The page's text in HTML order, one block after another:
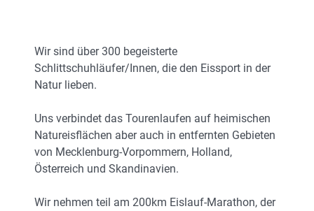
Wir sind über 300 begeisterte
Schlittschuhläufer/Innen, die den Eissport in der
Natur lieben.
Uns verbindet das Tourenlaufen auf heimischen
Natureisflächen aber auch in entfernten Gebieten
von Mecklenburg-Vorpommern, Holland,
Österreich und Skandinavien.
Wir nehmen teil am 200km Eislauf-Marathon, der